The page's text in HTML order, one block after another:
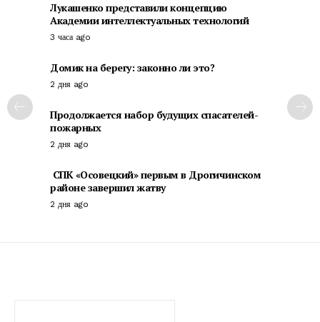
Лукашенко представили концепцию
Академии интеллектуальных технологий
3 часа ago
Домик на берегу: законно ли это?
2 дня ago
Продолжается набор будущих спасателей-
пожарных
2 дня ago
СПК «Осовецкий» первым в Дрогичинском
районе завершил жатву
2 дня ago